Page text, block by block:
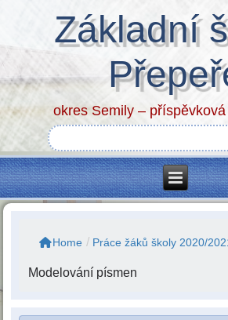
Základní
okres Semily –
Home / Práce žáků školy 2020/
Modelování písmen